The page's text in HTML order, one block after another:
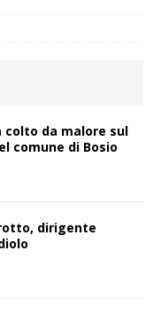
colto da malore sul
comune di Bosio
dirigente